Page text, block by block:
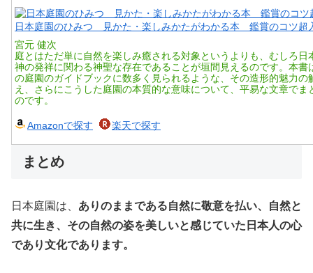
日本庭園のひみつ 見かた・楽しみかたがわかる本 鑑賞のコツ超
宮元 健次
庭とはただ単に自然を楽しみ癒される対象というよりも、むしろ日
神の発祥に関わる神聖な存在であることが垣間見えるのです。本書
の庭園のガイドブックに数多く見られるような、その造形的魅力の
え、さらにこうした庭園の本質的な意味について、平易な文章でま
のです。
Amazonで探す 楽天で探す
まとめ
日本庭園は、 ありのままである自然に敬意を払い、自然と
共に生き、その自然の姿を美しいと感じていた日本人の心
であり文化であります。